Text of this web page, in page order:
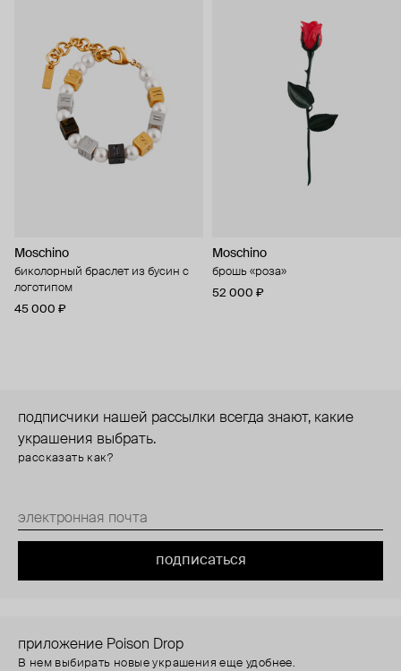
Moschino
биколорный браслет из бусин с
логотипом
45 000 ₽
Moschino
брошь «роза»
52 000 ₽
подписчики нашей рассылки всегда знают, какие
украшения выбрать.
рассказать как?
подписаться
приложение Poison Drop
В нем выбирать новые украшения еще удобнее.